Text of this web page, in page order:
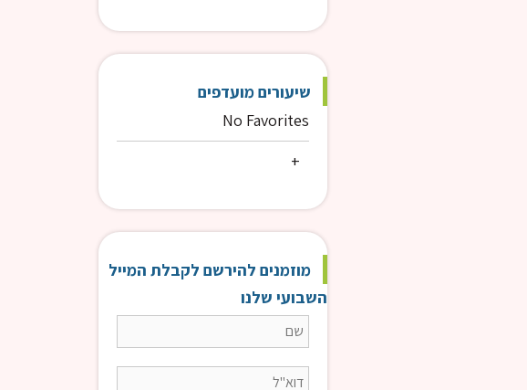
שיעורים מועדפים
No Favorites
מוזמנים להירשם לקבלת המייל
השבועי שלנו